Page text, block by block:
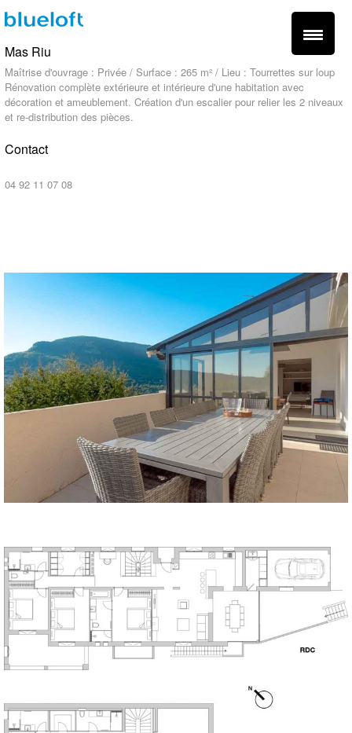
Mas Riu
Maîtrise d'ouvrage : Privée / Surface : 265 m² / Lieu : Tourrettes sur loup
Rénovation complète extérieure et intérieure d'une habitation avec
décoration et ameublement. Création d'un escalier pour relier les 2 niveaux
et re-distribution des pièces.
Contact
04 92 11 07 08